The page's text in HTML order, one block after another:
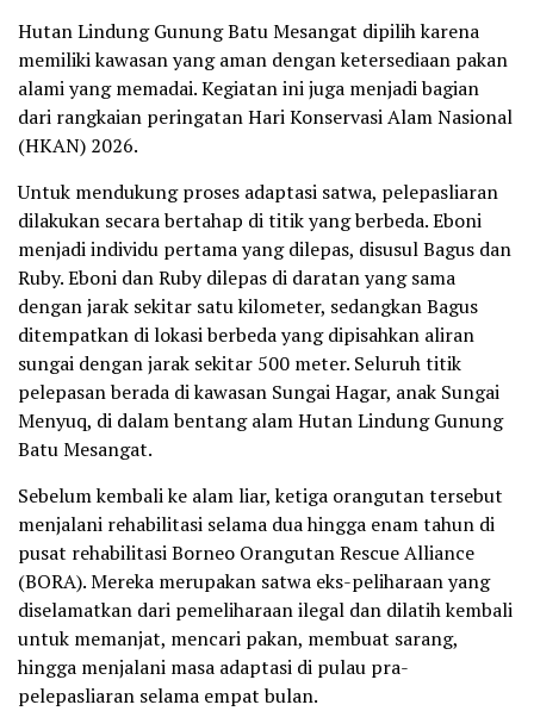
Hutan Lindung Gunung Batu Mesangat dipilih karena
memiliki kawasan yang aman dengan ketersediaan pakan
alami yang memadai. Kegiatan ini juga menjadi bagian
dari rangkaian peringatan Hari Konservasi Alam Nasional
(HKAN) 2026.
Untuk mendukung proses adaptasi satwa, pelepasliaran
dilakukan secara bertahap di titik yang berbeda. Eboni
menjadi individu pertama yang dilepas, disusul Bagus dan
Ruby. Eboni dan Ruby dilepas di daratan yang sama
dengan jarak sekitar satu kilometer, sedangkan Bagus
ditempatkan di lokasi berbeda yang dipisahkan aliran
sungai dengan jarak sekitar 500 meter. Seluruh titik
pelepasan berada di kawasan Sungai Hagar, anak Sungai
Menyuq, di dalam bentang alam Hutan Lindung Gunung
Batu Mesangat.
Sebelum kembali ke alam liar, ketiga orangutan tersebut
menjalani rehabilitasi selama dua hingga enam tahun di
pusat rehabilitasi Borneo Orangutan Rescue Alliance
(BORA). Mereka merupakan satwa eks-peliharaan yang
diselamatkan dari pemeliharaan ilegal dan dilatih kembali
untuk memanjat, mencari pakan, membuat sarang,
hingga menjalani masa adaptasi di pulau pra-
pelepasliaran selama empat bulan.